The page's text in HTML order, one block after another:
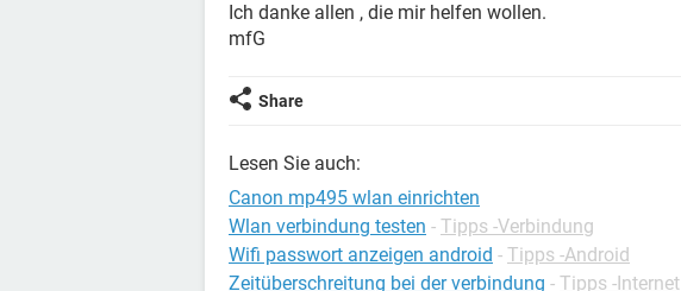
Ich danke allen , die mir helfen wollen.
mfG
Share
Lesen Sie auch:
Canon mp495 wlan einrichten
Wlan verbindung testen - Tipps -Verbindung
Wifi passwort anzeigen android - Tipps -Android
Zeitüberschreitung bei der verbindung - Tipps -Internet